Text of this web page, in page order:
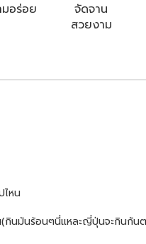
มอร่อย
จัดจาน
สวยงาม
ไหน
(กินมันร้อนๆนี่แหละญี่ปุ่นจะกินกัน